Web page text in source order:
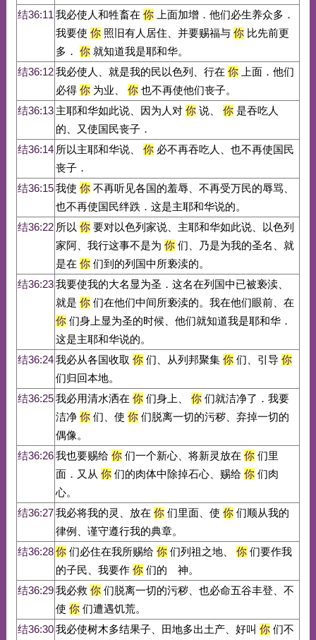
结36:11 我必使人和牲畜在 你上面加增．他们必生养众多．
我要使 你照旧有人居住、并要赐福与 你比先前更
多． 你就知道我是耶和华。
结36:12我必使人、就是我的民以色列、行在 你上面．他们
必得 你为业、 你也不再使他们丧子。
结36:13 主耶和华如此说、因为人对 你说、 你是吞吃人
的、又使国民丧子．
结36:14 所以主耶和华说、 你必不再吞吃人、也不再使国民
丧子．
结36:15我使 你不再听见各国的羞辱、不再受万民的辱骂、
也不再使国民绊跌．这是主耶和华说的。
结36:22 所以 你要对以色列家说、主耶和华如此说、以色列
家阿、我行这事不是为 你们、乃是为我的圣名、就
是在 你们到的列国中所亵渎的。
结36:23我要使我的大名显为圣．这名在列国中已被亵渎、
就是 你们在他们中间所亵渎的。我在他们眼前、在
你们身上显为圣的时候、他们就知道我是耶和华．
这是主耶和华说的。
结36:24我必从各国收取 你们、从列邦聚集 你们、引导 你
们归回本地。
结36:25我必用清水洒在 你们身上、 你们就洁净了．我要
洁净 你们、使 你们脱离一切的污秽、弃掉一切的
偶像。
结36:26我也要赐给 你们一个新心、将新灵放在 你们里
面．又从 你们的肉体中除掉石心、赐给 你们肉
心。
结36:27我必将我的灵、放在 你们里面、使 你们顺从我的
律例、谨守遵行我的典章。
结36:28你们必住在我所赐给 你们列祖之地、 你们要作我
的子民、我要作 你们的 神。
结36:29我必救 你们脱离一切的污秽、也必命五谷丰登、不
使 你们遭遇饥荒。
结36:30我必使树木多结果子、田地多出土产、好叫 你们不